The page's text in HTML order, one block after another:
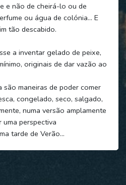
e não de cheirá-lo ou de
ou água de colónia… E
tão descabido.
a inventar gelado de peixe,
originais de dar vazão ao
maneiras de poder comer
congelado, seco, salgado,
numa versão amplamente
uma perspectiva
tarde de Verão…